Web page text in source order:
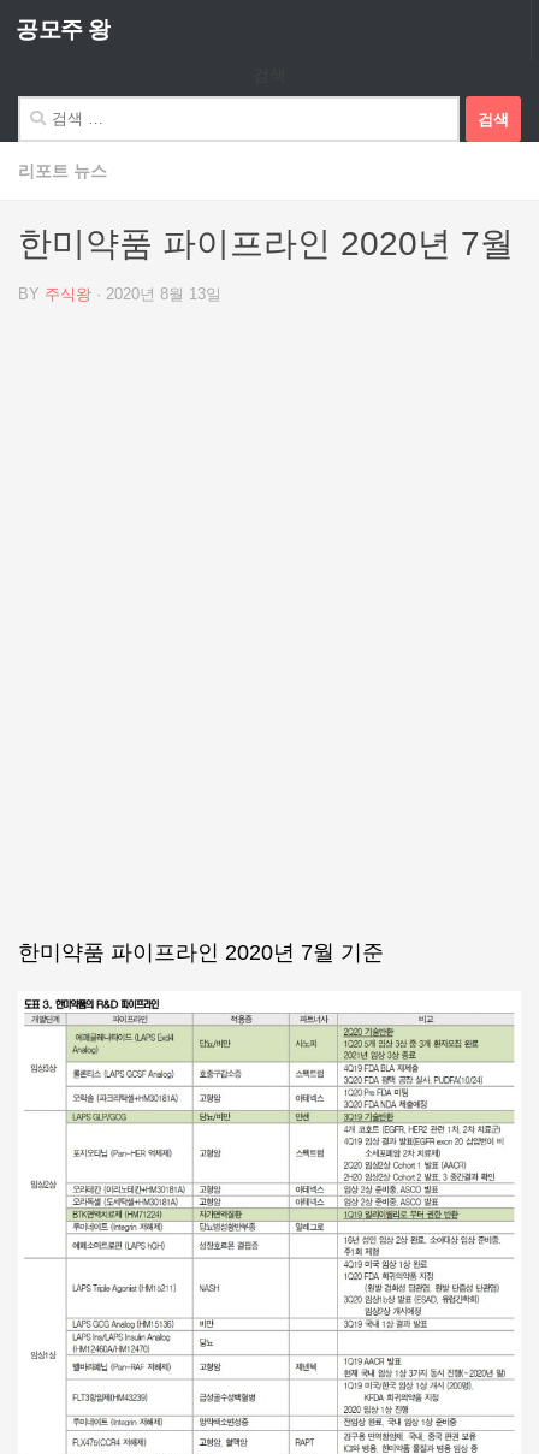
Skip to content
공모주 왕
색:
리포트 뉴스
한미약품 파이프라인 2020년 7월
BY 주식왕 · 2020년 8월 13일
한미약품 파이프라인 2020년 7월 기준